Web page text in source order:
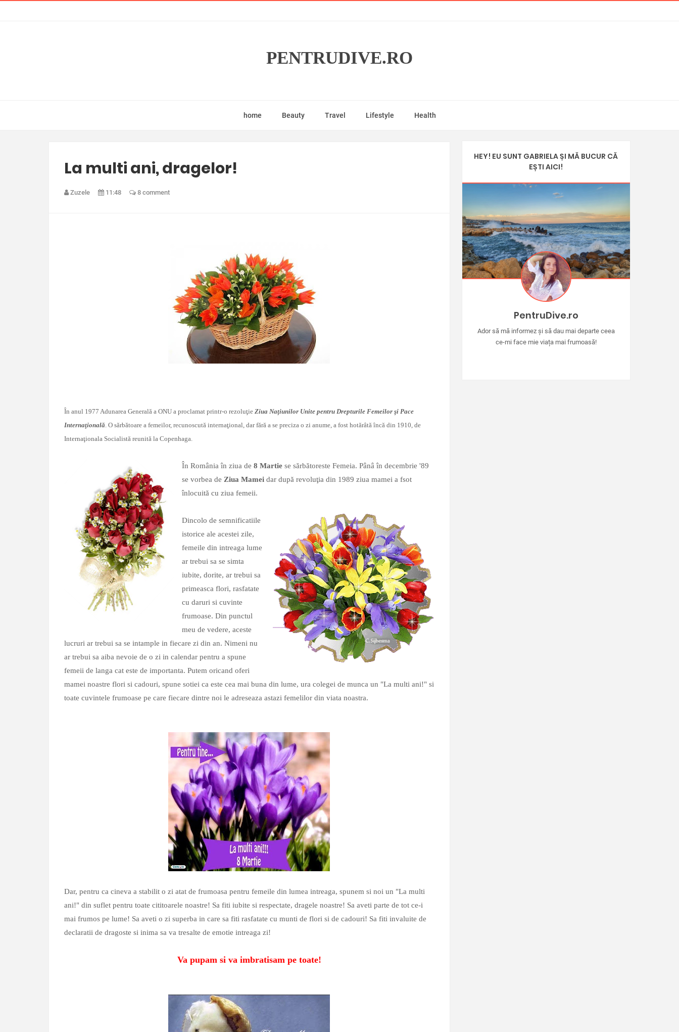
PENTRUDIVE.RO
home Beauty Travel Lifestyle Health
La multi ani, dragelor!
Zuzele 11:48 8 comment
În anul 1977 Adunarea Generală a ONU a proclamat printr-o rezoluţie Ziua Naţiunilor Unite pentru Drepturile Femeilor şi Pace
Internaţională. O sărbătoare a femeilor, recunoscută internaţional, dar fără a se preciza o zi anume, a fost hotărâtă încă din 1910, de
Internaţionala Socialistă reunită la Copenhaga.
În România în ziua de 8 Martie se sărbătoreste Femeia. Pânâ în decembrie '89
se vorbea de Ziua Mamei dar după revoluţia din 1989 ziua mamei a fsot
înlocuită cu ziua femeii.
Dincolo de semnificatiile
istorice ale acestei zile,
femeile din intreaga lume
ar trebui sa se simta
iubite, dorite, ar trebui sa
primeasca flori, rasfatate
cu daruri si cuvinte
frumoase. Din punctul
meu de vedere, aceste
lucruri ar trebui sa se intample in fiecare zi din an. Nimeni nu
ar trebui sa aiba nevoie de o zi in calendar pentru a spune
femeii de langa cat este de importanta. Putem oricand oferi
mamei noastre flori si cadouri, spune sotiei ca este cea mai buna din lume, ura colegei de munca un "La multi ani!" si
toate cuvintele frumoase pe care fiecare dintre noi le adreseaza astazi femelilor din viata noastra.
Dar, pentru ca cineva a stabilit o zi atat de frumoasa pentru femeile din lumea intreaga, spunem si noi un "La multi
ani!" din suflet pentru toate cititoarele noastre! Sa fiti iubite si respectate, dragele noastre! Sa aveti parte de tot ce-i
mai frumos pe lume! Sa aveti o zi superba in care sa fiti rasfatate cu munti de flori si de cadouri! Sa fiti invaluite de
declaratii de dragoste si inima sa va tresalte de emotie intreaga zi!
Va pupam si va imbratisam pe toate!
HEY! EU SUNT GABRIELA ȘI MĂ BUCUR CĂ
EȘTI AICI!
PentruDive.ro
Ador să mă informez și să dau mai departe ceea
ce-mi face mie viața mai frumoasă!